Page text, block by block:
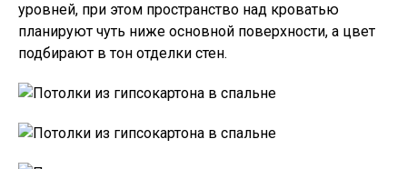
уровней, при этом пространство над кроватью
планируют чуть ниже основной поверхности, а цвет
подбирают в тон отделки стен.